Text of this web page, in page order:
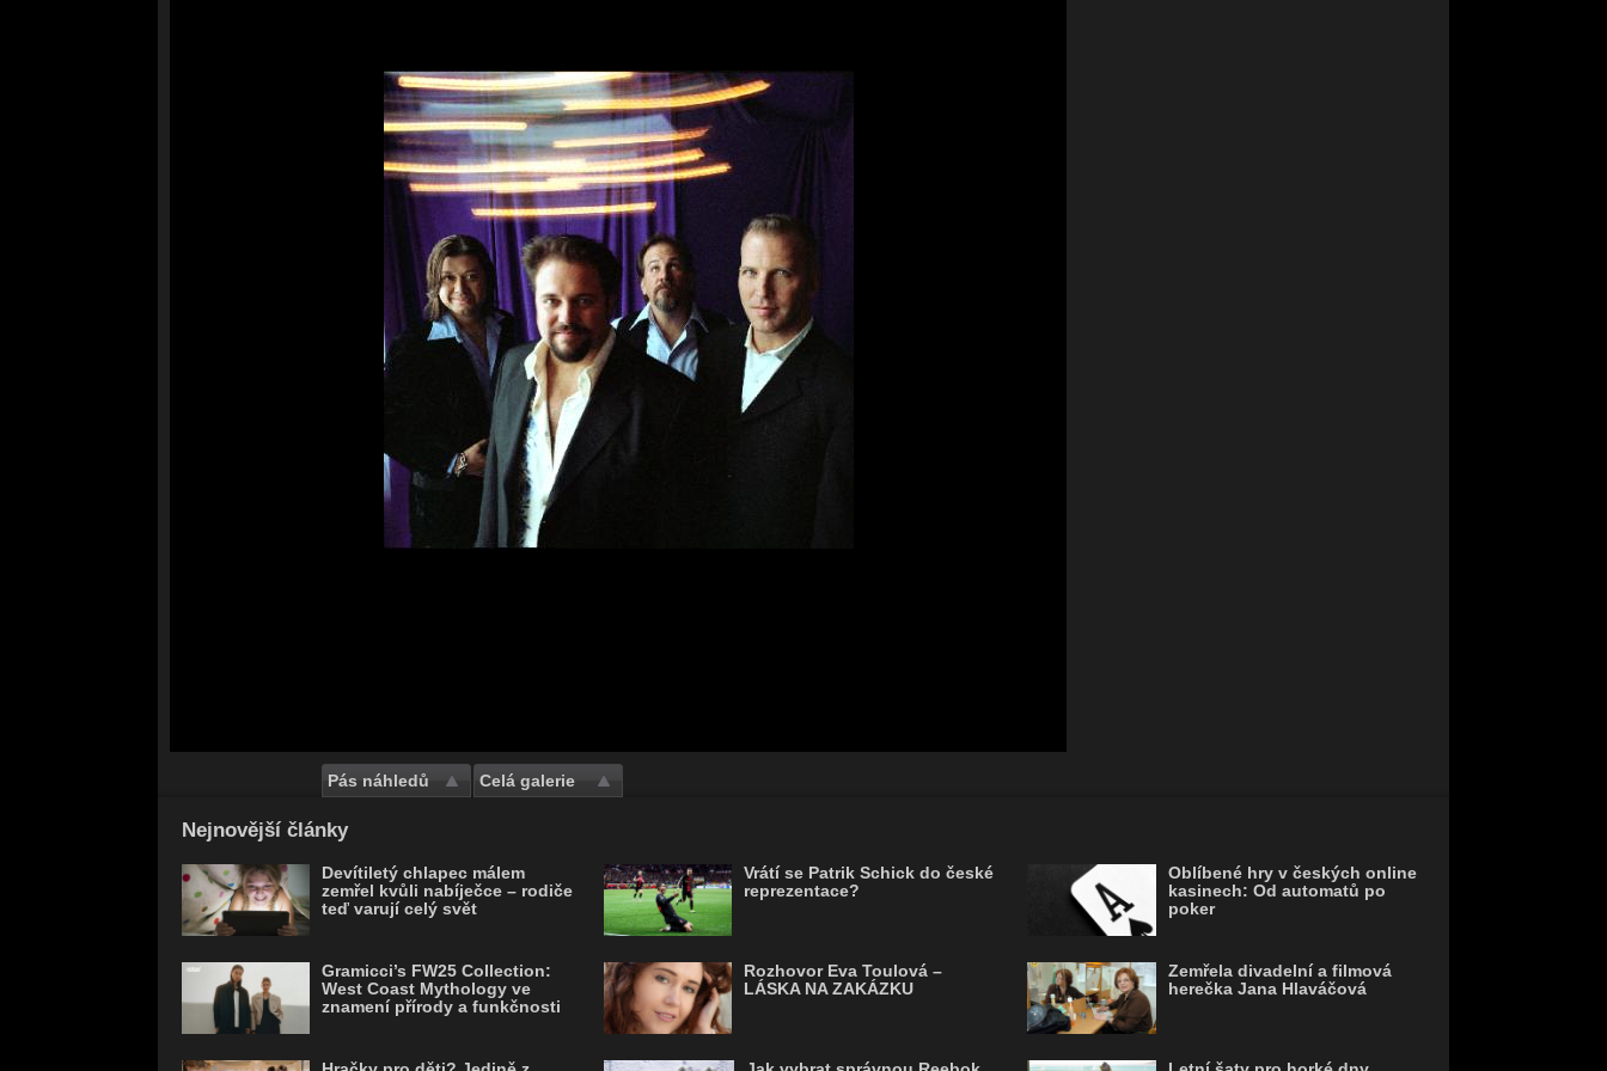
Pás náhledů Celá galerie
Nejnovější články
Devítiletý chlapec málem
zemřel kvůli nabíječce – rodiče
teď varují celý svět
Gramicci’s FW25 Collection:
West Coast Mythology ve
znamení přírody a funkčnosti
Vrátí se Patrik Schick do české
reprezentace?
Rozhovor Eva Toulová –
LÁSKA NA ZAKÁZKU
Oblíbené hry v českých online
kasinech: Od automatů po
poker
Zemřela divadelní a filmová
herečka Jana Hlaváčová